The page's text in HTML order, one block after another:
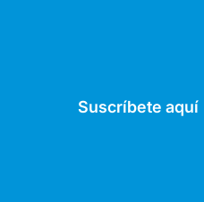
Suscríbete aquí